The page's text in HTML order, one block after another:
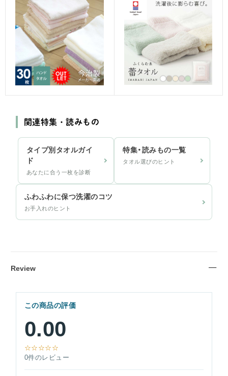
関連特集・読みもの
タイプ別タオルガイ
ド
あなたに合う一枚を診断
特集・読みもの一覧
タオル選びのヒント
ふわふわに保つ洗濯のコツ
お手入れのヒント
Review
この商品の評価
0.00
☆☆☆☆☆
0件のレビュー